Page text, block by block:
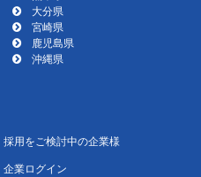
大分県
宮崎県
鹿児島県
沖縄県
採用をご検討中の企業様
企業ログイン